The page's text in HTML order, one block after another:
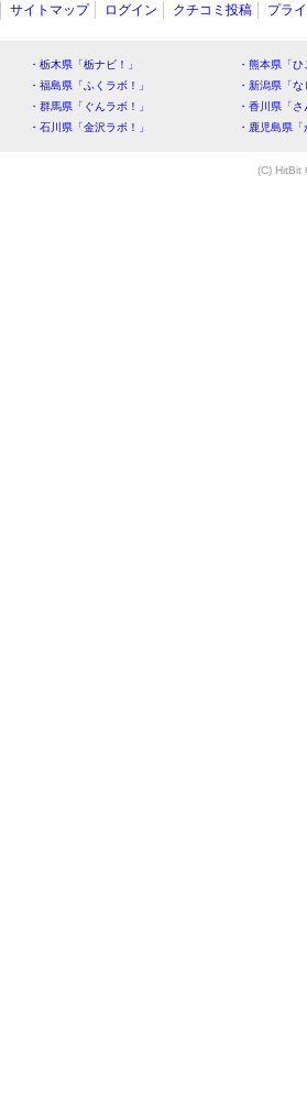
サイトマップ ログイン クチコミ投稿 プラ
・栃木県「栃ナビ！」
・熊本県「
・福島県「ふくラボ！」
・新潟県「
・群馬県「ぐんラボ！」
・香川県「
・石川県「金沢ラボ！」
・鹿児島県
(C) HitBit